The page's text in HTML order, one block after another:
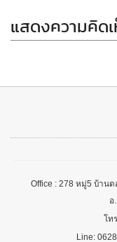
แสดงความคิด
Office : 278 หมู่5 บ้าน
อ
โท
Line: